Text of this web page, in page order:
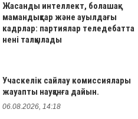
Жасанды интеллект, болашақ
мамандықтар және ауылдағы
кадрлар: партиялар теледебатта
нені талқылады
Учаскелік сайлау комиссиялары
жауапты науқанға дайын.
06.08.2026, 14:18